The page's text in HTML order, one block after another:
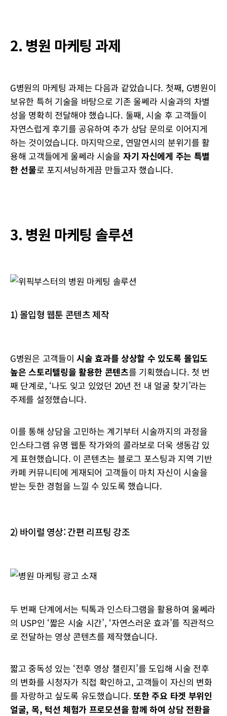
2. 병원 마케팅 과제
G병원의 마케팅 과제는 다음과 같았습니다. 첫째, G병원이
보유한 특허 기술을 바탕으로 기존 울쎄라 시술과의 차별
성을 명확히 전달해야 했습니다. 둘째, 시술 후 고객들이
자연스럽게 후기를 공유하여 추가 상담 문의로 이어지게
하는 것이었습니다. 마지막으로, 연말연시의 분위기를 활
용해 고객들에게 울쎄라 시술을 자기 자신에게 주는 특별
한 선물로 포지셔닝하게끔 만들고자 했습니다.
3. 병원 마케팅 솔루션
1) 몰입형 웹툰 콘텐츠 제작
G병원은 고객들이 시술 효과를 상상할 수 있도록 몰입도
높은 스토리텔링을 활용한 콘텐츠를 기획했습니다. 첫 번
째 단계로, ‘나도 잊고 있었던 20년 전 내 얼굴 찾기’라는
주제를 설정했습니다.
이를 통해 상담을 고민하는 계기부터 시술까지의 과정을
인스타그램 유명 웹툰 작가와의 콜라보로 더욱 생동감 있
게 표현했습니다. 이 콘텐츠는 블로그 포스팅과 지역 기반
카페 커뮤니티에 게재되어 고객들이 마치 자신이 시술을
받는 듯한 경험을 느낄 수 있도록 했습니다.
2) 바이럴 영상: 간편 리프팅 강조
두 번째 단계에서는 틱톡과 인스타그램을 활용하여 울쎄라
의 USP인 ‘짧은 시술 시간’, ‘자연스러운 효과’를 직관적으
로 전달하는 영상 콘텐츠를 제작했습니다.
짧고 중독성 있는 ‘전후 영상 챌린지’를 도입해 시술 전후
의 변화를 시청자가 직접 확인하고, 고객들이 자신의 변화
를 자랑하고 싶도록 유도했습니다.또한 주요 타겟 부위인
얼굴, 목, 턱선 체험가 프로모션을 함께 하여 상담 전환을